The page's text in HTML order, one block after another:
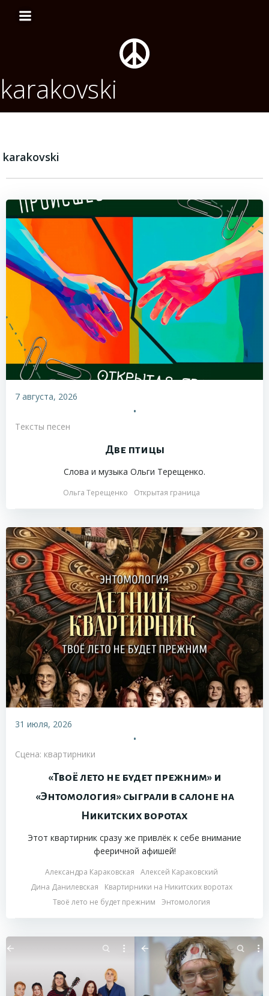
содержимому
karakovski
karakovski
7 августа, 2026
•
Тексты песен
Две птицы
Слова и музыка Ольги Терещенко.
Ольга Терещенко Открытая граница
31 июля, 2026
•
Сцена: квартирники
«Твоё лето не будет прежним» и
«Энтомология» сыграли в салоне на
Никитских воротах
Этот квартирник сразу же привлёк к себе внимание
фееричной афишей!
Александра Караковская
Алексей Караковский
Дина Данилевская
Квартирники на Никитских воротах
Твоё лето не будет прежним
Энтомология